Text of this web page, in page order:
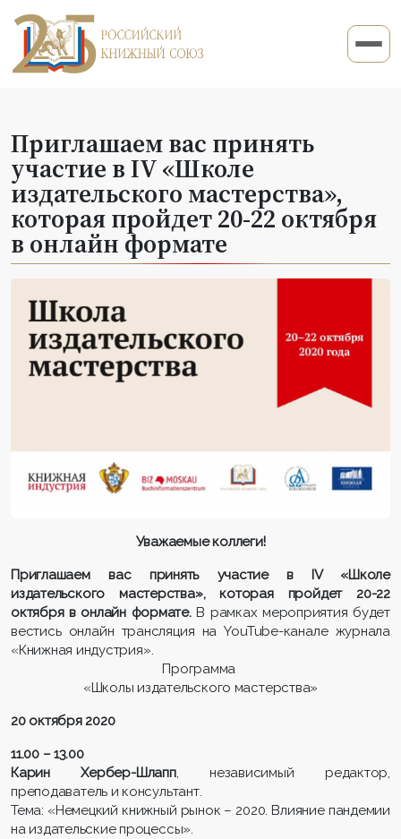
Приглашаем вас принять
участие в IV «Школе
издательского мастерства»,
которая пройдет 20-22 октября
в онлайн формате
Уважаемые коллеги!
Приглашаем вас принять участие в IV «Школе
издательского мастерства», которая пройдет 20-22
октября в онлайн формате.В рамках мероприятия будет
вестись онлайн трансляция на YouTube-канале журнала
«Книжная индустрия».
Программа
«Школы издательского мастерства»
20 октября 2020
11.00 – 13.00
Карин Хербер-Шлапп, независимый редактор,
преподаватель и консультант.
Тема: «Немецкий книжный рынок – 2020. Влияние пандемии
на издательские процессы».